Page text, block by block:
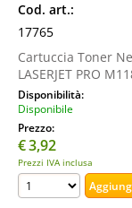
Cod. art.:
17765
Cartuccia Toner
LASERJET PRO
Disponibilità:
Disponibile
Prezzo:
€3,92
Prezzi IVA inclusa